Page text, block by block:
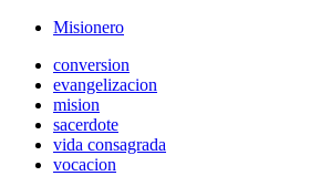
Misionero
conversion
evangelizacion
mision
sacerdote
vida consagrada
vocacion